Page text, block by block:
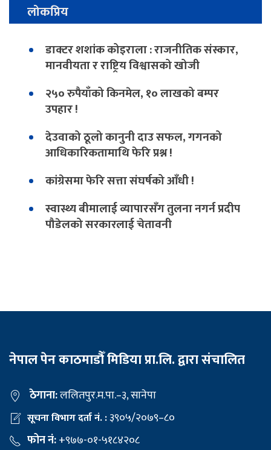
लोकप्रिय
डाक्टर शशांक कोइराला : राजनीतिक संस्कार,
मानवीयता र राष्ट्रिय विश्वासको खोजी
२५० रुपैयाँको किनमेल, १० लाखको बम्पर
उपहार !
देउवाको ठूलो कानुनी दाउ सफल, गगनको
आधिकारिकतामाथि फेरि प्रश्न !
कांग्रेसमा फेरि सत्ता संघर्षको आँधी !
स्वास्थ्य बीमालाई व्यापारसँग तुलना नगर्न प्रदीप
पौडेलको सरकारलाई चेतावनी
नेपाल पेन काठमाडौँ मिडिया प्रा.लि. द्वारा संचालित
ठेगाना:ललितपुर.म.पा.–३, सानेपा
सूचना विभाग दर्ता नं. :३९०५/२०७९–८०
फोन नं:+९७७-०१-५१८४२०८